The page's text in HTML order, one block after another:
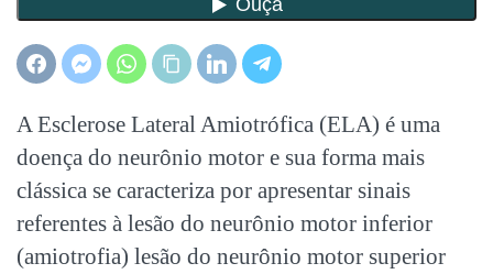
A Esclerose Lateral Amiotrófica (ELA) é uma
doença do neurônio motor e sua forma mais
clássica se caracteriza por apresentar sinais
referentes à lesão do neurônio motor inferior
(amiotrofia) lesão do neurônio motor superior